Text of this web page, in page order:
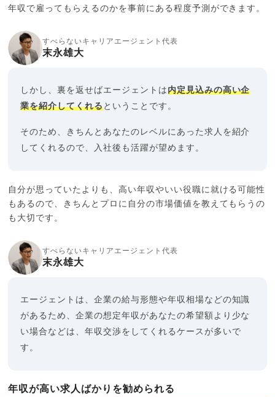
年収で雇ってもらえるのかを事前にある程度予測ができます。
すべらないキャリアエージェント代表
末永雄大
しかし、裏を返せばエージェントは内定見込みの高い企
業を紹介してくれるということです。
そのため、きちんとあなたのレベルにあった求人を紹介
してくれるので、入社後も活躍が望めます。
自分が思っていたよりも、高い年収やいい役職に就ける可能性
もあるので、きちんとプロに自分の市場価値を教えてもらうの
も大切です。
すべらないキャリアエージェント代表
末永雄大
エージェントは、企業の給与形態や年収相場などの知識
があるため、企業の想定年収があなたの希望額より少な
い場合などは、年収交渉をしてくれるケースが多いで
す。
年収が高い求人ばかりを勧められる